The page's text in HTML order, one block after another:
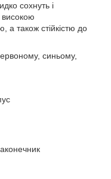
сохнуть і
високою
а також стійкістю до
синьому,